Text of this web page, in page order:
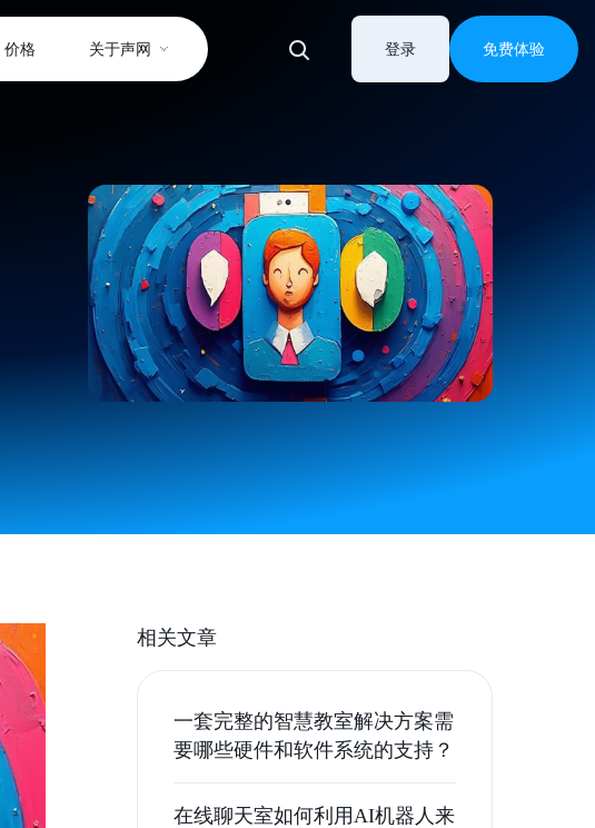
价格 关于声网 登录 免费体验
相关文章
一套完整的智慧教室解决方案需
要哪些硬件和软件系统的支持？
在线聊天室如何利用AI机器人来